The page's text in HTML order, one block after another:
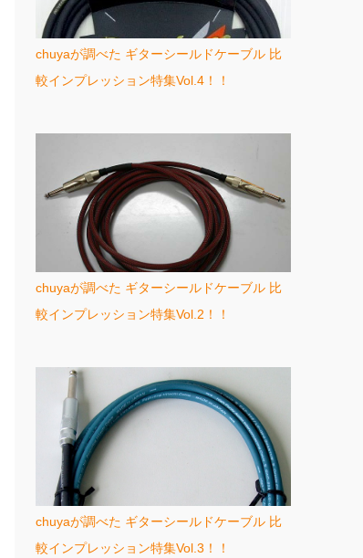
chuyaが調べた ギターシールドケーブル 比
較インプレッション特集Vol.4！！
chuyaが調べた ギターシールドケーブル 比
較インプレッション特集Vol.2！！
chuyaが調べた ギターシールドケーブル 比
較インプレッション特集Vol.3！！